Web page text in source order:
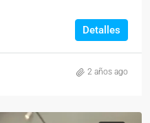
Detalles
2 años ago